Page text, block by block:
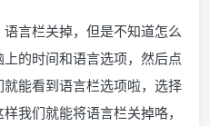
言栏关掉，但是不知道怎么
的时间和语言选项，然后点
能看到语言栏选项啦，选择
我们就能将语言栏关掉咯，